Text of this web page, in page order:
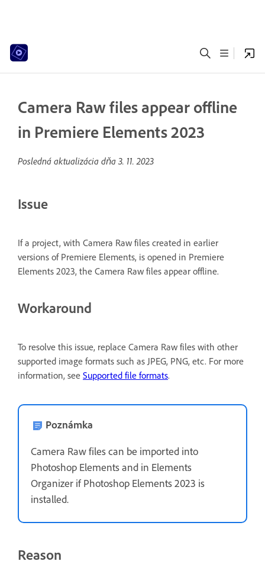
Camera Raw files appear offline
in Premiere Elements 2023
Posledná aktualizácia dňa 3. 11. 2023
Issue
If a project, with Camera Raw files created in earlier
versions of Premiere Elements, is opened in Premiere
Elements 2023, the Camera Raw files appear offline.
Workaround
To resolve this issue, replace Camera Raw files with other
supported image formats such as JPEG, PNG, etc. For more
information, see Supported file formats.
Poznámka
Camera Raw files can be imported into
Photoshop Elements and in Elements
Organizer if Photoshop Elements 2023 is
installed.
Reason